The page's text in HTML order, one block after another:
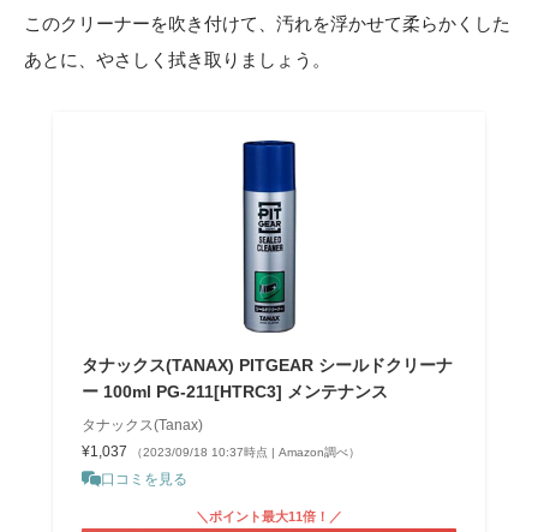
このクリーナーを吹き付けて、汚れを浮かせて柔らかくした
あとに、やさしく拭き取りましょう。
タナックス(TANAX) PITGEAR シールドクリーナ
ー 100ml PG-211[HTRC3] メンテナンス
タナックス(Tanax)
¥1,037
（2023/09/18 10:37時点 | Amazon調べ）
口コミを見る
＼ポイント最大11倍！／